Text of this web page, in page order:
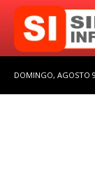
DOMINGO, AGOSTO